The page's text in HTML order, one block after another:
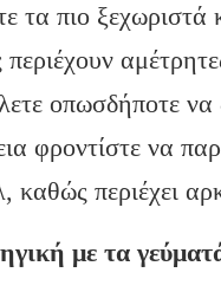
τα πιο
οπωσδήποτε
φροντίστε να
καθώς περιέχει
με τα